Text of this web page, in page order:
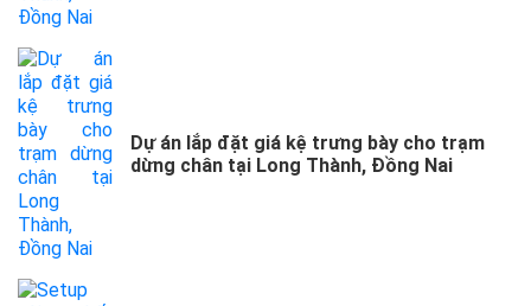
Dự án lắp đặt giá kệ trưng bày cho trạm
dừng chân tại Long Thành, Đồng Nai